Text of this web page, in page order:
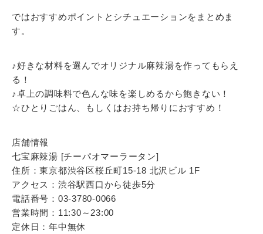
ではおすすめポイントとシチュエーションをまとめま
す。
♪好きな材料を選んでオリジナル麻辣湯を作ってもらえ
る！
♪卓上の調味料で色んな味を楽しめるから飽きない！
☆ひとりごはん、もしくはお持ち帰りにおすすめ！
店舗情報
七宝麻辣湯 [チーパオマーラータン]
住所：東京都渋谷区桜丘町15-18 北沢ビル 1F
アクセス：渋谷駅西口から徒歩5分
電話番号：03-3780-0066
営業時間：11:30～23:00
定休日：年中無休